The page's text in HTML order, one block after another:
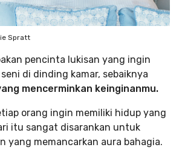
Spratt
pencinta lukisan yang ingin
di dinding kamar, sebaiknya
mencerminkan keinginanmu.
orang ingin memiliki hidup yang
itu sangat disarankan untuk
yang memancarkan aura bahagia.